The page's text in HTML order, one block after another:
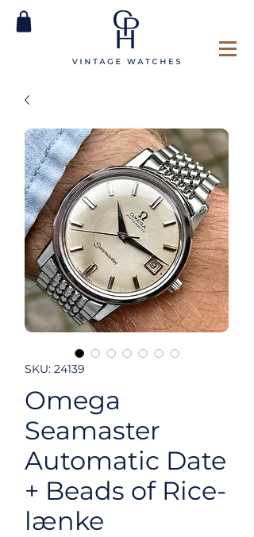
SKU: 24139
Omega
Seamaster
Automatic Date
+ Beads of Rice-
lænke